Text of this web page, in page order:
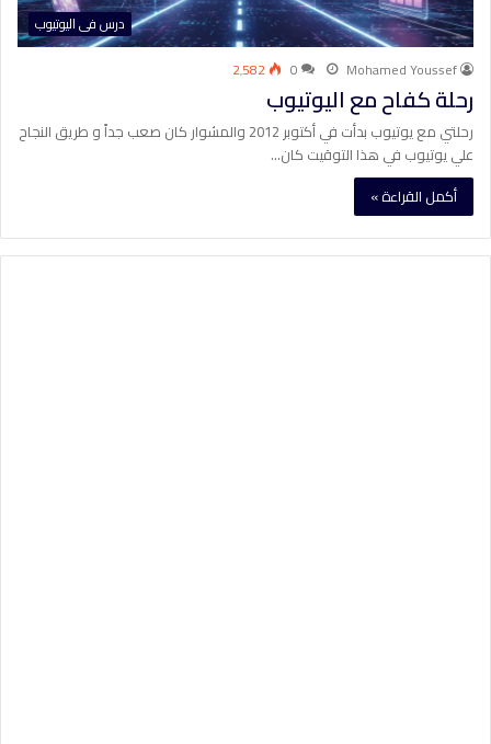
درس فى اليوتيوب
Mohamed Youssef
0 2٬582
رحلة كفاح مع اليوتيوب
رحلتي مع يوتيوب بدأت في أكتوبر 2012 والمشوار كان صعب جداً و طريق النجاح
علي يوتيوب في هذا التوقيت كان…
أكمل القراءة »